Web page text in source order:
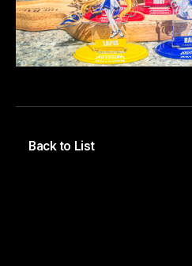
Back to List